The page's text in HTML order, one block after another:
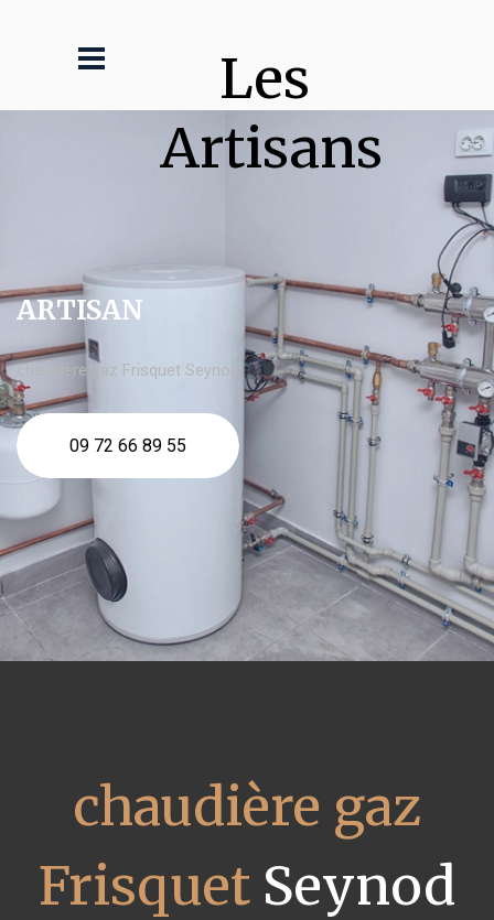
Les
Artisans
ARTISAN
chaudière gaz Frisquet Seynod
09 72 66 89 55
chaudière gaz
FrisquetSeynod